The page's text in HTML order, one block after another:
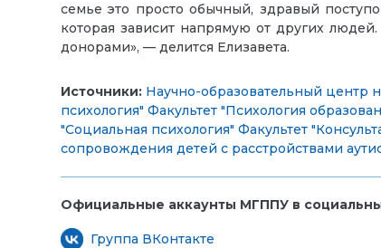
семье это просто обычный, здравый
которая зависит напрямую от других
донорами», — делится Елизавета.
Источники: Научно-образовательный центр
психология" Факультет "Психология
"Социальная психология" Факультет
сопровождения детей с расстройствами
Официальные аккаунты МГППУ в
Группа ВКонтакте